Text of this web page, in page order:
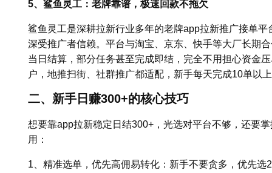
5、鲨鱼灵工：老牌靠谱，极速回款不拖欠
鲨鱼灵工是深耕拉新行业多年的老牌app拉新推广接单平
深受推广者信赖。平台与淘宝、京东、快手等大厂长期
当日结算，部分任务甚至完成即结，完全不用担心资金
户，地推扫街、社群推广都适配，新手每天完成10单以
二、新手日赚300+的核心技巧
想要靠app拉新稳定日结300+，光选对平台不够，还要
用：
1、精准选单，优先高佣易转化：新手不要贪多，优先